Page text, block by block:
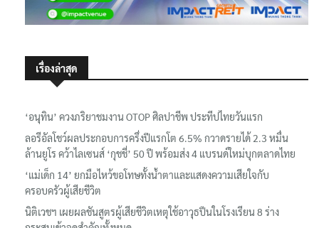
‘อนุทิน’ ควงภริยาชมงาน OTOP ศิลปาชีพ ประทีปไทยวันแรก
ลอรีอัลโชว์ผลประกอบการครึ่งปีแรกโต 6.5% กวาดรายได้ 2.3 หมื่น
ล้านยูโร คว้าไลเซนส์ ‘กุชชี่’ 50 ปี พร้อมส่ง 4 แบรนด์ใหม่บุกตลาดไทย
‘แม่เด็ก 14’ ยกมือไหว้ขอโทษทั้งน้ำตาและแสดงความเสียใจกับ
ครอบครัวผู้เสียชีวิต